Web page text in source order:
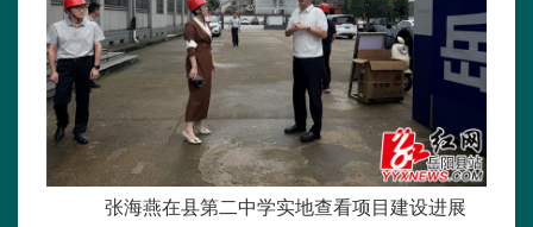
张海燕在县第二中学实地查看项目建设进展